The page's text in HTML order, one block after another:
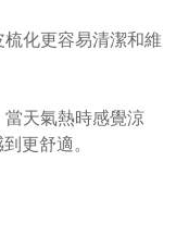
化更容易清潔和維
天氣熱時感覺涼
更舒適。